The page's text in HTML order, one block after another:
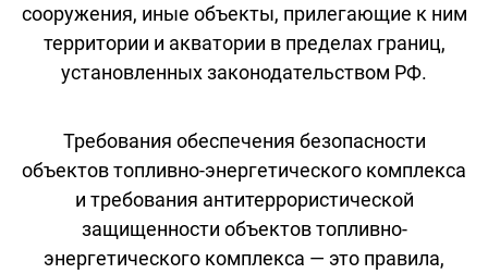
сооружения, иные объекты, прилегающие к ним
территории и акватории в пределах границ,
установленных законодательством РФ.
Требования обеспечения безопасности
объектов топливно-энергетического комплекса
и требования антитеррористической
защищенности объектов топливно-
энергетического комплекса — это правила,